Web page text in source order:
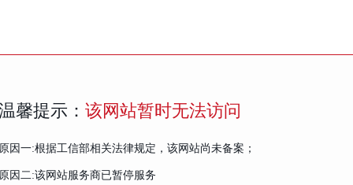
馨提示： 该网站暂时无法访问
因一:根据工信部相关法律规定，该网站尚未备案；
因二:该网站服务商已暂停服务